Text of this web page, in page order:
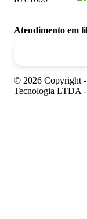
Atendimento em
© 2026 Copyright -
Tecnologia LTDA